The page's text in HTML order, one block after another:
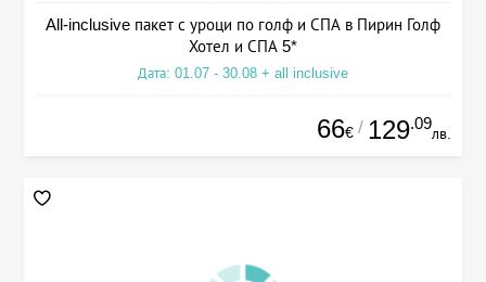
All-inclusive пакет с уроци по голф и СПА в Пирин Голф
Хотел и СПА 5*
Дата: 01.07 - 30.08 + all inclusive
66€ / 129.09
лв.